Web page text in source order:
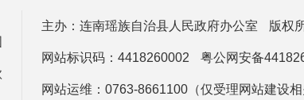
主办：连南瑶族自治县人民政府办公室 版权
网站标识码：4418260002 粤公网安备
网站运维：0763-8661100（仅受理网站建设相